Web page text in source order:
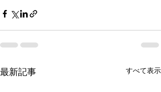
最新記事 すべて表示